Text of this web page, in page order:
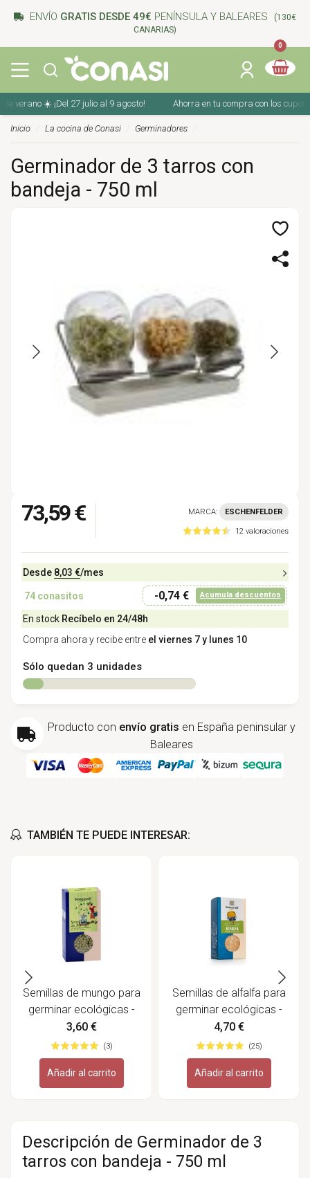
ENVÍO GRATIS DESDE 49€ PENÍNSULA Y BALEARES
(130€
CANARIAS)
0
☀️ ¡Del 27 julio al 9 agosto! Ahorra en tu compra con los cupones
Inicio La cocina de Conasi Germinadores
Germinador de 3 tarros con
bandeja - 750 ml
73,59 € MARCA: ESCHENFELDER
12 valoraciones
Desde 8,03 €/mes
74 conasitos -0,74 € Acumula descuentos
En stock Recíbelo en 24/48h
Compra ahora y recibe entre el viernes 7 y lunes 10
Sólo quedan 3 unidades
Producto con envío gratis en España peninsular y
Baleares
TAMBIÉN TE PUEDE INTERESAR:
Semillas de mungo para
germinar ecológicas -
Sonnentor
3,60 €
(3)
Añadir al carrito
Semillas de alfalfa para
germinar ecológicas -
Sonnentor
4,70 €
(25)
Añadir al carrito
Descripción de Germinador de 3
tarros con bandeja - 750 ml